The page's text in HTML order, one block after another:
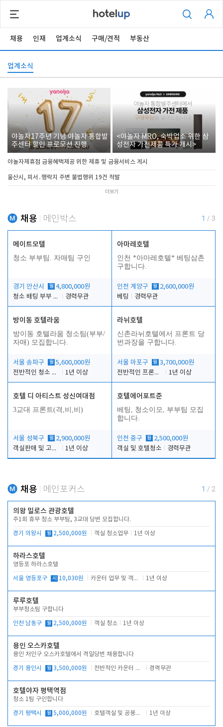
채용 인재 업계소식 구매/견적 부동산
업계소식
야놀자17주년 기념 야놀자 통합발
주센터 할인 프로모션 진행
<야놀자 MRO, 숙박업소 위한 삼
성전자 가전제품 특가 개시>
야놀자제휴점 금융혜택제공 위한 제휴 및 금융서비스 게시
울산시, 피서․행락지 주변 불법행위 19건 적발
더보기
채용 메인박스 1 / 3
메이트모텔
청소 부부팀. 자매팀 구인
경기 안산시 월 4,800,000원
청소 배팅 부부 구합니다
경력무관
아마레호텔
인천 *아마레호텔* 베팅삼촌
구합니다.
인천 계양구 월 2,600,000원
베팅
경력무관
방이동 호텔라움
방이동 호텔라움 청소팀(부부/
자매) 모집합니다.
서울 송파구 월 5,600,000원
전반적인 청소 업무(객실청소.객실정리)
1년 이상
라뉘호텔
신촌라뉘호텔에서 프론트 당
번과장을 구합니다.
서울 마포구 월 3,700,000원
전반적인 프론트 당번업무
1년 이상
호텔 디 아티스트 성신여대점
3교대 프론트(격,비,비)
서울 성북구 월 2,900,000원
객실판매 및 고객응대
1년 이상
호텔에어포트준
베팅, 청소이모, 부부팀 모집
합니다.
인천 중구 월 2,500,000원
객실 및 호텔청소
경력무관
채용 메인포커스 1 / 2
의왕 밀로스 관광호텔
주1회 휴무 청소 부부팀, 3교대 당번 모집합니다.
경기 의왕시 월 2,500,000원 객실 청소업무 1년 이상
하라스호텔
영등포 하라스호텔
서울 영등포구 시 10,030원 카운터 업무 및 객실관리(청소상태 확인, 객실판매) 1년 이상
루루호텔
부부청소팀 구합니다
인천 남동구 월 2,500,000원 객실 청소 1년 이상
용인 오스카호텔
용인 처인구 오스카호텔에서 격일당번 채용합니다
경기 용인시 월 3,500,000원 전반적인 카운터 업무 경력무관
호텔야자 평택역점
청소 1팀 구인합니다
경기 평택시 월 5,000,000원 호텔객실 및 공용시설 청소 관리 1년 이상